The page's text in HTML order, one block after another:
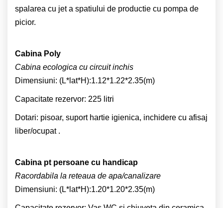
spalarea cu jet a spatiului de productie cu pompa de
picior.
Cabina Poly
Cabina ecologica cu circuit inchis
Dimensiuni: (L*lat*H):1.12*1.22*2.35(m)
Capacitate rezervor: 225 litri
Dotari: pisoar, suport hartie igienica, inchidere cu afisaj
liber/ocupat .
Cabina pt persoane cu handicap
Racordabila la reteaua de apa/canalizare
Dimensiuni: (L*lat*H):1.20*1.20*2.35(m)